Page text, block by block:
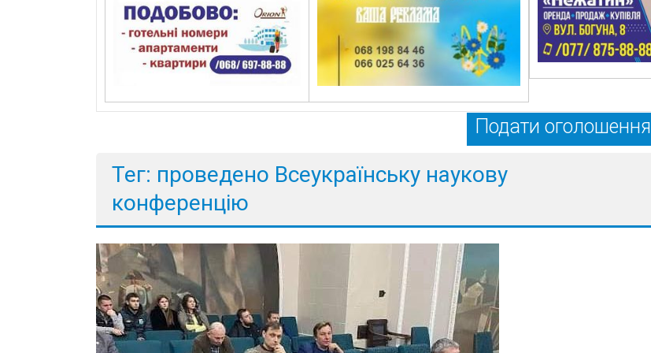
Подати оголошення
Тег: проведено Всеукраїнську наукову
конференцію